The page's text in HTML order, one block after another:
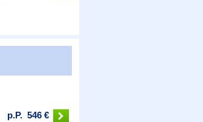
p.P. 546 €